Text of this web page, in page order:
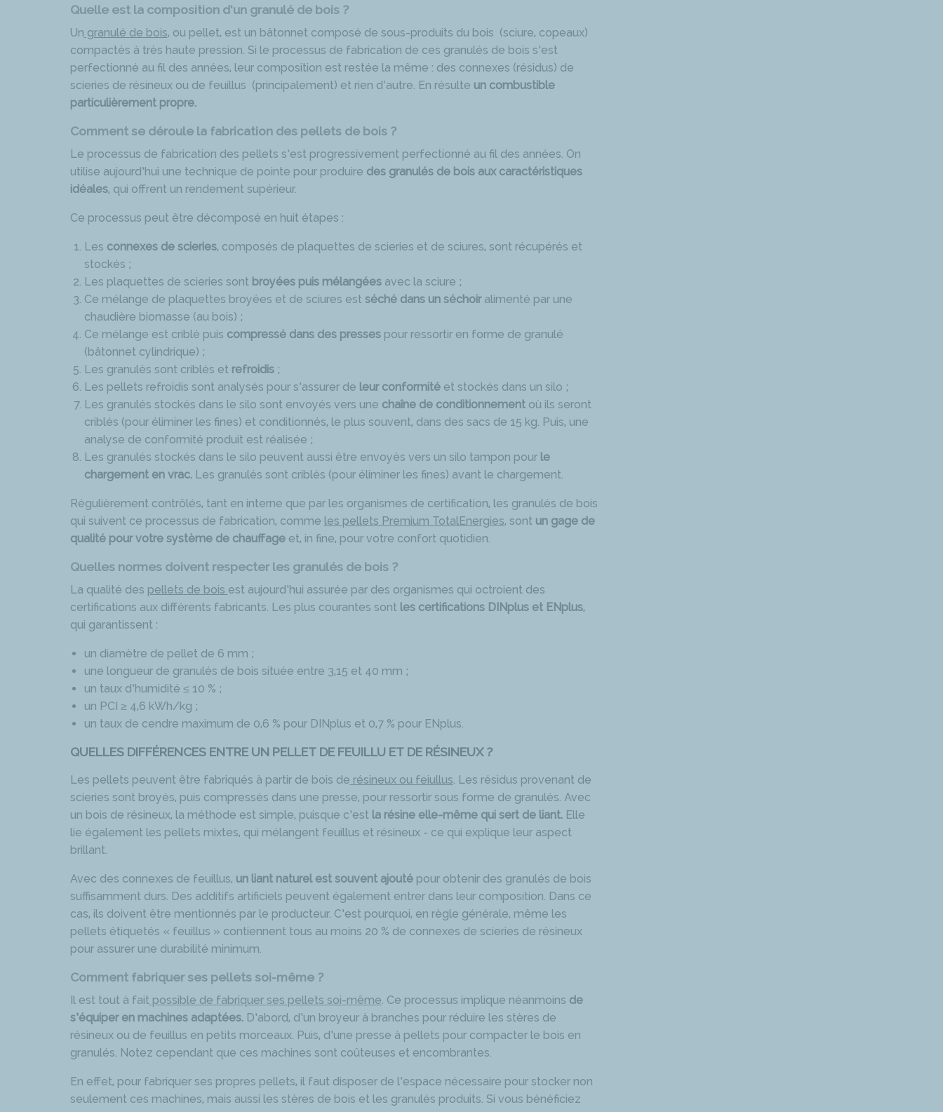
Quelle est la composition d’un granulé de bois ?
Un granulé de bois, ou pellet, est un bâtonnet composé de sous-produits du bois (sciure, copeaux)
compactés à très haute pression. Si le processus de fabrication de ces granulés de bois s’est
perfectionné au fil des années, leur composition est restée la même : des connexes (résidus) de
scieries de résineux ou de feuillus (principalement) et rien d’autre. En résulte un combustible
particulièrement propre.
Comment se déroule la fabrication des pellets de bois ?
Le processus de fabrication des pellets s’est progressivement perfectionné au fil des années. On
utilise aujourd’hui une technique de pointe pour produire des granulés de bois aux caractéristiques
idéales, qui offrent un rendement supérieur.
Ce processus peut être décomposé en huit étapes :
Les connexes de scieries, composés de plaquettes de scieries et de sciures, sont récupérés et
stockés ;
Les plaquettes de scieries sont broyées puis mélangéesavec la sciure ;
Ce mélange de plaquettes broyées et de sciures est séché dans un séchoiralimenté par une
chaudière biomasse (au bois) ;
Ce mélange est criblé puis compressé dans des pressespour ressortir en forme de granulé
(bâtonnet cylindrique) ;
Les granulés sont criblés et refroidis ;
Les pellets refroidis sont analysés pour s’assurer de leur conformitéet stockés dans un silo ;
Les granulés stockés dans le silo sont envoyés vers une chaîne de conditionnementoù ils seront
criblés (pour éliminer les fines) et conditionnés, le plus souvent, dans des sacs de 15 kg. Puis, une
analyse de conformité produit est réalisée ;
Les granulés stockés dans le silo peuvent aussi être envoyés vers un silo tampon pour le
chargement en vrac. Les granulés sont criblés (pour éliminer les fines) avant le chargement.
Régulièrement contrôlés, tant en interne que par les organismes de certification, les granulés de bois
qui suivent ce processus de fabrication, comme les pellets Premium TotalEnergies, sont un gage de
qualité pour votre système de chauffageet, in fine, pour votre confort quotidien.
Quelles normes doivent respecter les granulés de bois ?
La qualité des pellets de bois est aujourd’hui assurée par des organismes qui octroient des
certifications aux différents fabricants. Les plus courantes sont les certifications DINplus et ENplus,
qui garantissent :
un diamètre de pellet de 6 mm ;
une longueur de granulés de bois située entre 3,15 et 40 mm ;
un taux d’humidité ≤ 10 % ;
un PCI ≥ 4,6 kWh/kg ;
un taux de cendre maximum de 0,6 % pour DINplus et 0,7 % pour ENplus.
QUELLES DIFFÉRENCES ENTRE UN PELLET DE FEUILLU ET DE RÉSINEUX ?
Les pellets peuvent être fabriqués à partir de bois de résineux ou feiullus . Les résidus provenant de
scieries sont broyés, puis compressés dans une presse, pour ressortir sous forme de granulés. Avec
un bois de résineux, la méthode est simple, puisque c’est la résine elle-même qui sert de liant.Elle
lie également les pellets mixtes, qui mélangent feuillus et résineux - ce qui explique leur aspect
brillant.
Avec des connexes de feuillus, un liant naturel est souvent ajoutépour obtenir des granulés de bois
suffisamment durs. Des additifs artificiels peuvent également entrer dans leur composition. Dans ce
cas, ils doivent être mentionnés par le producteur. C’est pourquoi, en règle générale, même les
pellets étiquetés « feuillus » contiennent tous au moins 20 % de connexes de scieries de résineux
pour assurer une durabilité minimum.
Comment fabriquer ses pellets soi-même ?
Il est tout à fait possible de fabriquer ses pellets soi-même . Ce processus implique néanmoins de
s’équiper en machines adaptées. D’abord, d’un broyeur à branches pour réduire les stères de
résineux ou de feuillus en petits morceaux. Puis, d’une presse à pellets pour compacter le bois en
granulés. Notez cependant que ces machines sont coûteuses et encombrantes.
En effet, pour fabriquer ses propres pellets, il faut disposer de l’espace nécessaire pour stocker non
seulement ces machines, mais aussi les stères de bois et les granulés produits. Si vous bénéficiez